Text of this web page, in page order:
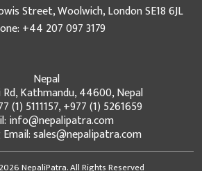
Street, Woolwich, London SE18 6JL
+44 207 097 3179
Nepal
Kathmandu, 44600, Nepal
(1) 5111157, +977 (1) 5261659
info@nepalipatra.com
sales@nepalipatra.com
NepaliPatra. All Rights Reserved